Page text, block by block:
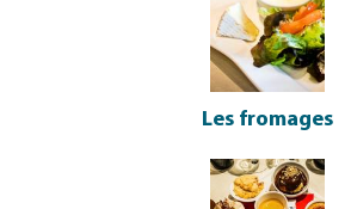
Les fromages